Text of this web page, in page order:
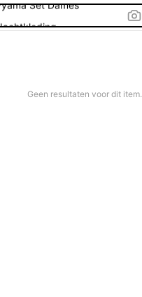
Nachtkleding
Geen resultaten voor dit item.